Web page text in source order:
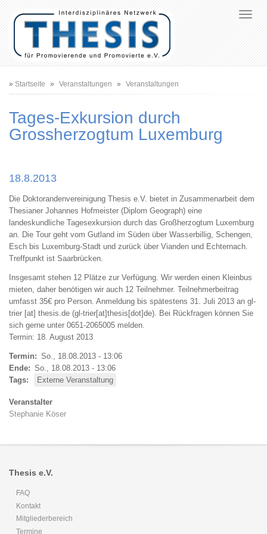
Pfadnavigation
Startseite Veranstaltungen Veranstaltungen
Tages-Exkursion durch
Grossherzogtum Luxemburg
18.8.2013
Die Doktorandenvereinigung Thesis e.V. bietet in Zusammenarbeit dem
Thesianer Johannes Hofmeister (Diplom Geograph) eine
landeskundliche Tagesexkursion durch das Großherzogtum Luxemburg
an. Die Tour geht vom Gutland im Süden über Wasserbillig, Schengen,
Esch bis Luxemburg-Stadt und zurück über Vianden und Echternach.
Treffpunkt ist Saarbrücken.
Insgesamt stehen 12 Plätze zur Verfügung. Wir werden einen Kleinbus
mieten, daher benötigen wir auch 12 Teilnehmer. Teilnehmerbeitrag
umfasst 35€ pro Person. Anmeldung bis spätestens 31. Juli 2013 an gl-
trier [at] thesis.de (gl-trier[at]thesis[dot]de). Bei Rückfragen können Sie
sich gerne unter 0651-2065005 melden.
Termin: 18. August 2013
Termin
So., 18.08.2013 - 13:06
Ende
So., 18.08.2013 - 13:06
Tags
Externe Veranstaltung
Veranstalter
Stephanie Köser
Thesis e.V.
FAQ
Kontakt
Mitgliederbereich
Termine